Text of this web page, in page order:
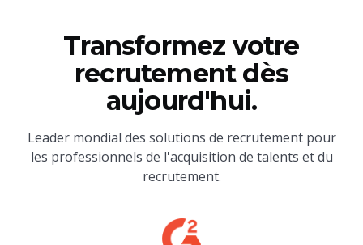
Transformez votre
recrutement dès
aujourd'hui.
Leader mondial des solutions de recrutement pour
les professionnels de l'acquisition de talents et du
recrutement.